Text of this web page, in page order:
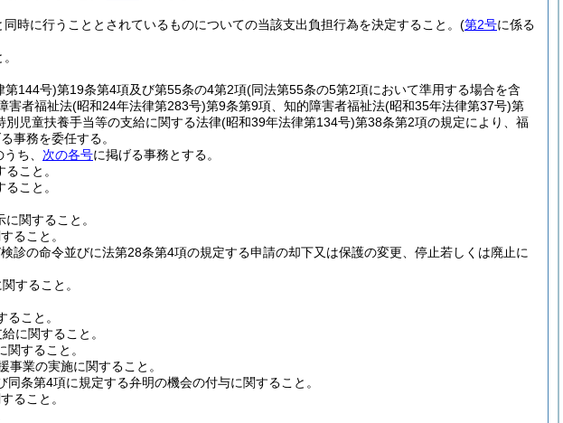
時に行うこととされているものについての当該支出負担行為を決定すること。 (第2号に係る
第144号)第19条第4項及び第55条の4第2項(同法第55条の5第2項において準用する場合を含
害者福祉法(昭和24年法律第283号)第9条第9項、知的障害者福祉法(昭和35年法律第37号)第
別児童扶養手当等の支給に関する法律(昭和39年法律第134号)第38条第2項の規定により、福
事務を委任する。
ち、 次の各号に掲げる事務とする。
こと。
こと。
関すること。
ること。
診の命令並びに法第28条第4項の規定する申請の却下又は保護の変更、停止若しくは廃止に
すること。
こと。
に関すること。
すること。
業の実施に関すること。
条第4項に規定する弁明の機会の付与に関すること。
ること。